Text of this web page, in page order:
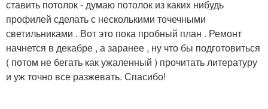
ставить потолок - думаю потолок из каких нибудь
профилей сделать с несколькими точечными
светильниками . Вот это пока пробный план . Ремонт
начнется в декабре , а заранее , ну что бы подготовиться
( потом не бегать как ужаленный ) прочитать литературу
и уж точно все разжевать. Спасибо!